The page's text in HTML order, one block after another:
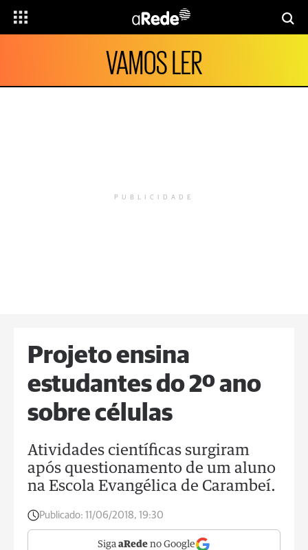
VAMOS LER
PUBLICIDADE
Projeto ensina
estudantes do 2º ano
sobre células
Atividades científicas surgiram
após questionamento de um aluno
na Escola Evangélica de Carambeí.
Publicado: 11/06/2018, 19:30
Siga aRede no Google